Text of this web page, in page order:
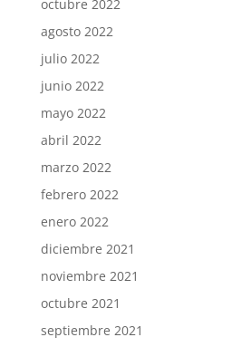
octubre 2022
agosto 2022
julio 2022
junio 2022
mayo 2022
abril 2022
marzo 2022
febrero 2022
enero 2022
diciembre 2021
noviembre 2021
octubre 2021
septiembre 2021